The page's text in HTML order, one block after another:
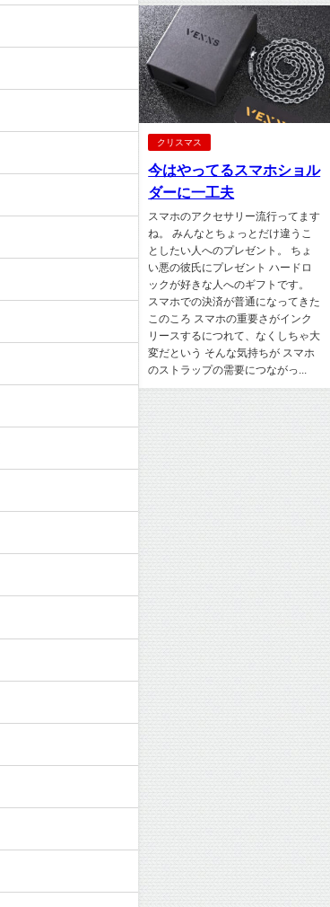
クリスマス
今はやってるスマホショル
ダーに一工夫
スマホのアクセサリー流行ってます
ね。 みんなとちょっとだけ違うこ
としたい人へのプレゼント。 ちょ
い悪の彼氏にプレゼント ハードロ
ックが好きな人へのギフトです。
スマホでの決済が普通になってきた
このころ スマホの重要さがインク
リースするにつれて、なくしちゃ大
変だという そんな気持ちが スマホ
のストラップの需要につながっ...